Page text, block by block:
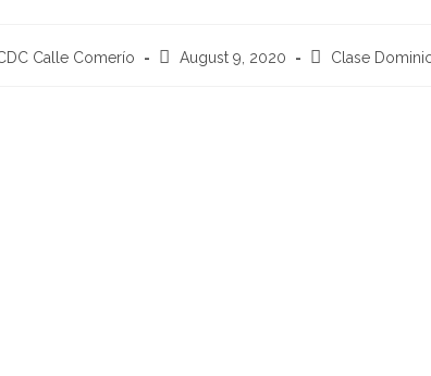
Calle Comerío August 9, 2020 Clase